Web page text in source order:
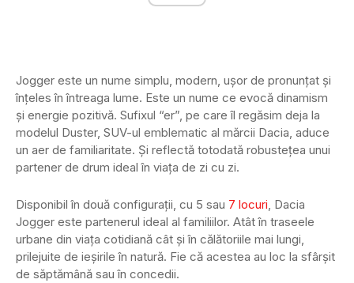
Jogger este un nume simplu, modern, ușor de pronunțat și
înțeles în întreaga lume. Este un nume ce evocă dinamism
și energie pozitivă. Sufixul “er”, pe care îl regăsim deja la
modelul Duster, SUV-ul emblematic al mărcii Dacia, aduce
un aer de familiaritate. Și reflectă totodată robustețea unui
partener de drum ideal în viața de zi cu zi.
Disponibil în două configurații, cu 5 sau 7 locuri, Dacia
Jogger este partenerul ideal al familiilor. Atât în traseele
urbane din viața cotidiană cât și în călătoriile mai lungi,
prilejuite de ieșirile în natură. Fie că acestea au loc la sfârșit
de săptămână sau în concedii.